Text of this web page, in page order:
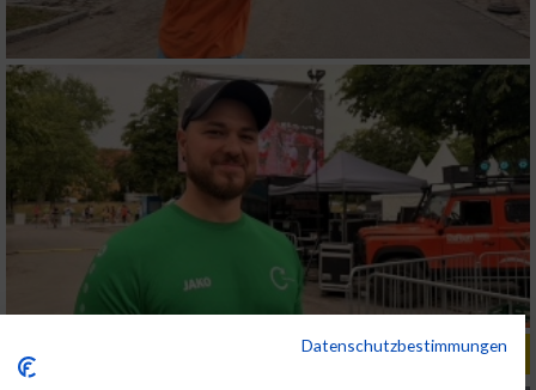
ALBUM B2RUN KÖLN / 05.09.2019Datenschutzbestimmungen